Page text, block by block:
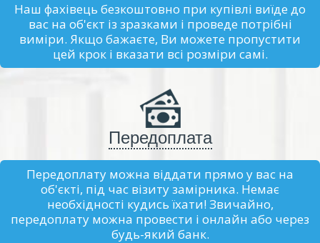
Наш фахівець безкоштовно при купівлі виїде до
вас на об'єкт із зразками і проведе потрібні
виміри. Якщо бажаєте, Ви можете пропустити
цей крок і вказати всі розміри самі.
Передоплата
Передоплату можна віддати прямо у вас на
об'єкті, під час візиту замірника. Немає
необхідності кудись їхати! Звичайно,
передоплату можна провести і онлайн або через
будь-який банк.